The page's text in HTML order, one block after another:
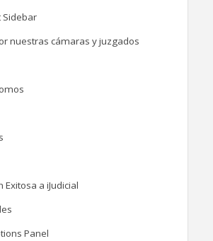
Sidebar
nuestras cámaras y juzgados
Exitosa a iJudicial
Panel